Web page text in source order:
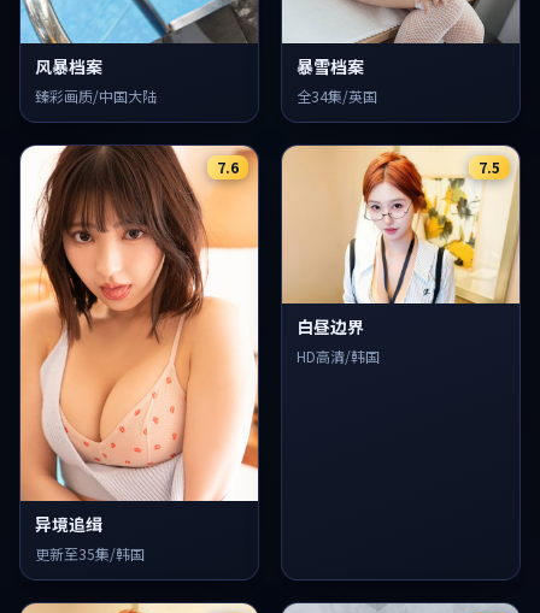
风暴档案
臻彩画质/中国大陆
暴雪档案
全34集/英国
7.6
异境追缉
更新至35集/韩国
7.5
白昼边界
HD高清/韩国